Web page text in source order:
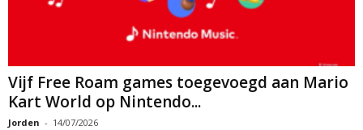
Vijf Free Roam games toegevoegd aan Mario
Kart World op Nintendo...
Jorden - 14/07/2026